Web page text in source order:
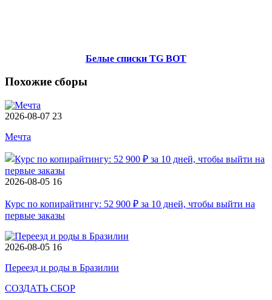
Белые списки TG BOT
Похожие сборы
2026-08-07 23
Мечта
2026-08-05 16
Курс по копирайтингу: 52 900 ₽ за 10 дней, чтобы выйти на
первые заказы
2026-08-05 16
Переезд и роды в Бразилии
СОЗДАТЬ СБОР